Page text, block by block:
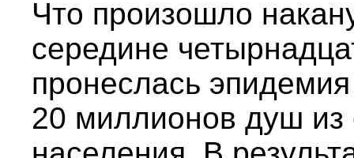
Что произошло
середине
пронеслась
20 миллионов душ из